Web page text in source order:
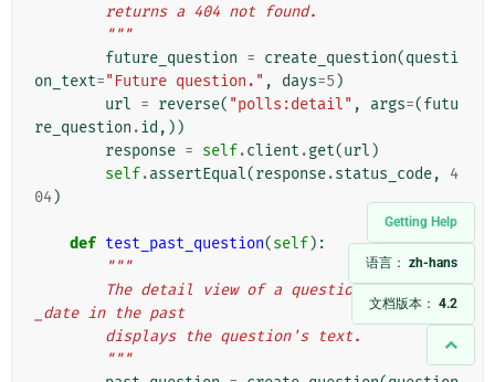
Getting Help
语言： zh-hans
文档版本： 4.2
        returns a 404 not found.
        """
future_question = create_question(questi
on_text="Future question." , days=5 )
url = reverse( "polls:detail" , args=(futu
re_question .id ,))
response = self.client .get(url )
self.assertEqual(response.status_code,
4
04)
def test_past_question(self):
"""
_date in the past
        displays the question's text.
        """